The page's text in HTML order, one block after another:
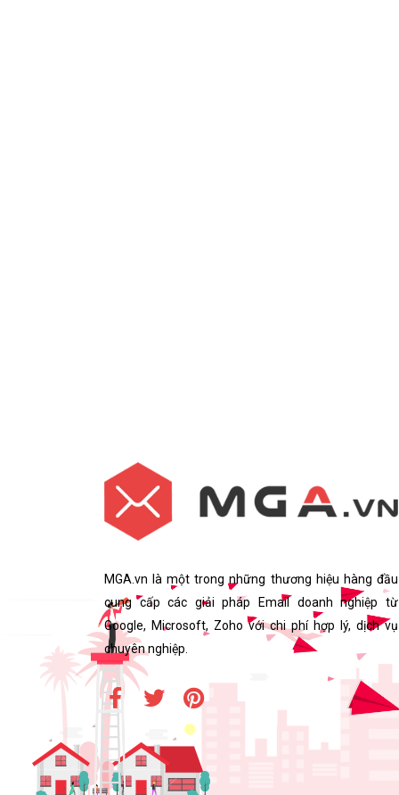
MGA.vn là một trong những thương hiệu hàng đầu
cung cấp các giải pháp Email doanh nghiệp từ
Google, Microsoft, Zoho với chi phí hợp lý, dịch vụ
chuyên nghiệp.